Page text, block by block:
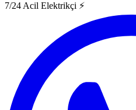
7/24 Acil Elektrikçi ⚡